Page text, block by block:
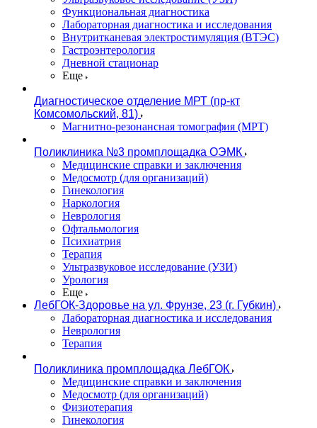
Функциональная диагностика
Лабораторная диагностика и исследования
Внутритканевая электростимуляция (ВТЭС)
Гастроэнтерология
Дневной стационар
Еще
Диагностическое отделение МРТ (пр-кт
Комсомольский, 81)
Магнитно-резонансная томография (МРТ)
Поликлиника №3 промплощадка ОЭМК
Медицинские справки и заключения
Медосмотр (для организаций)
Гинекология
Наркология
Неврология
Офтальмология
Психиатрия
Терапия
Ультразвуковое исследование (УЗИ)
Урология
Еще
ЛебГОК-Здоровье на ул. Фрунзе, 23 (г. Губкин)
Лабораторная диагностика и исследования
Неврология
Терапия
Поликлиника промплощадка ЛебГОК
Медицинские справки и заключения
Медосмотр (для организаций)
Физиотерапия
Гинекология